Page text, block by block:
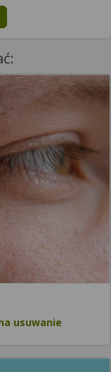
usuwanie